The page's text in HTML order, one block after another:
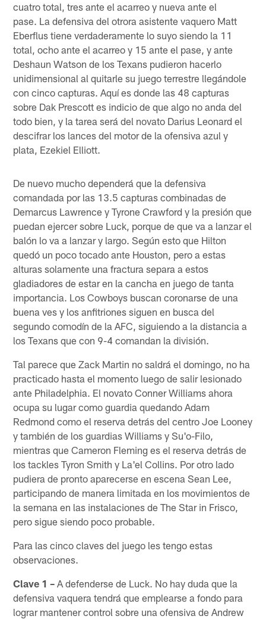
cuatro total, tres ante el acarreo y nueva ante el
pase. La defensiva del otrora asistente vaquero Matt
Eberflus tiene verdaderamente lo suyo siendo la 11
total, ocho ante el acarreo y 15 ante el pase, y ante
Deshaun Watson de los Texans pudieron hacerlo
unidimensional al quitarle su juego terrestre llegándole
con cinco capturas. Aquí es donde las 48 capturas
sobre Dak Prescott es indicio de que algo no anda del
todo bien, y la tarea será del novato Darius Leonard el
descifrar los lances del motor de la ofensiva azul y
plata, Ezekiel Elliott.
De nuevo mucho dependerá que la defensiva
comandada por las 13.5 capturas combinadas de
Demarcus Lawrence y Tyrone Crawford y la presión que
puedan ejercer sobre Luck, porque de que va a lanzar el
balón lo va a lanzar y largo. Según esto que Hilton
quedó un poco tocado ante Houston, pero a estas
alturas solamente una fractura separa a estos
gladiadores de estar en la cancha en juego de tanta
importancia. Los Cowboys buscan coronarse de una
buena ves y los anfitriones siguen en busca del
segundo comodín de la AFC, siguiendo a la distancia a
los Texans que con 9-4 comandan la división.
Tal parece que Zack Martin no saldrá el domingo, no ha
practicado hasta el momento luego de salir lesionado
ante Philadelphia. El novato Conner Williams ahora
ocupa su lugar como guardia quedando Adam
Redmond como el reserva detrás del centro Joe Looney
y también de los guardias Williams y Su'o-Filo,
mientras que Cameron Fleming es el reserva detrás de
los tackles Tyron Smith y La'el Collins. Por otro lado
pudiera de pronto aparecerse en escena Sean Lee,
participando de manera limitada en los movimientos de
la semana en las instalaciones de The Star in Frisco,
pero sigue siendo poco probable.
Para las cinco claves del juego les tengo estas
observaciones.
Clave 1 – A defenderse de Luck. No hay duda que la
defensiva vaquera tendrá que emplearse a fondo para
lograr mantener control sobre una ofensiva de Andrew